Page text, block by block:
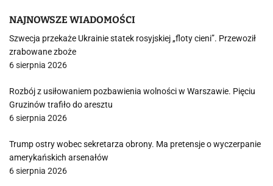
NAJNOWSZE WIADOMOŚCI
Szwecja przekaże Ukrainie statek rosyjskiej „floty cieni”. Przewoził
zrabowane zboże
6 sierpnia 2026
Rozbój z usiłowaniem pozbawienia wolności w Warszawie. Pięciu
Gruzinów trafiło do aresztu
6 sierpnia 2026
Trump ostry wobec sekretarza obrony. Ma pretensje o wyczerpanie
amerykańskich arsenałów
6 sierpnia 2026